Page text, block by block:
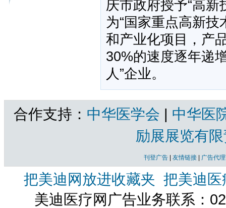
庆市政府授予“高
为“国家重点高新
和产业化项目，产
30%的速度逐年递
人”企业。
合作支持： 中华医学会 | 中华医
励展展览有
刊登广告 友情链接 广告代
把美迪网放进收藏夹 把美迪
美迪医疗网广告业务联系：